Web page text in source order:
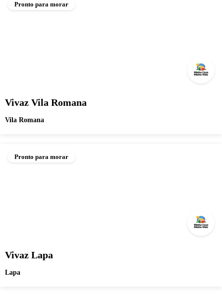
Pronto para morar
Vivaz Vila Romana
Vila Romana
Pronto para morar
Vivaz Lapa
Lapa